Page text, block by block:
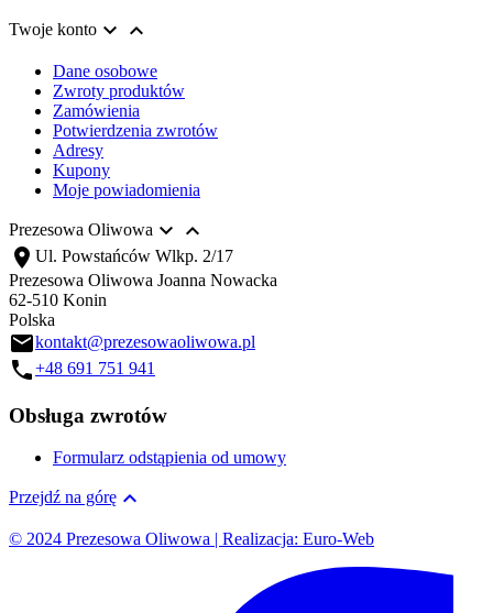
Twoje konto  
Dane osobowe
Zwroty produktów
Zamówienia
Potwierdzenia zwrotów
Adresy
Kupony
Moje powiadomienia
Prezesowa Oliwowa  
location_on Ul. Powstańców Wlkp. 2/17
Prezesowa Oliwowa Joanna Nowacka
62-510 Konin
Polska
emailkontakt@prezesowaoliwowa.pl
call+48 691 751 941
Obsługa zwrotów
Formularz odstąpienia od umowy
Przejdź na górę 
© 2024 Prezesowa Oliwowa | Realizacja: Euro-Web